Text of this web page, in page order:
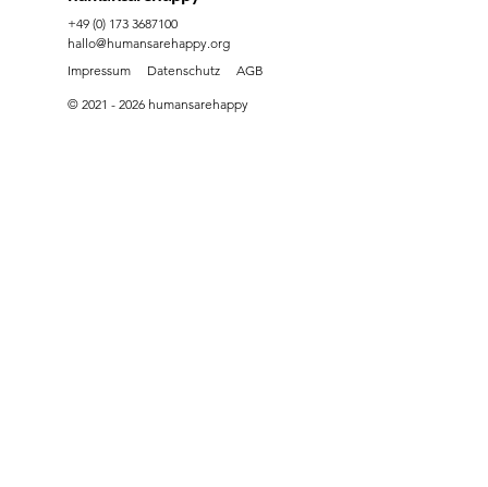
+49 (0) 173 3687100
hallo@humansarehappy.org
Impressum
Datenschutz AGB
© 2021 - 2026 humansarehappy